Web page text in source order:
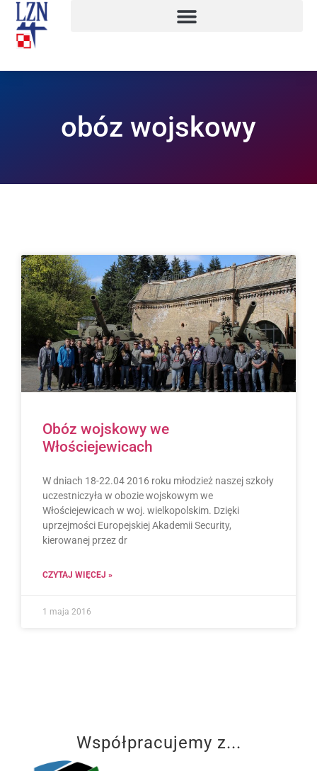
obóz wojskowy
Obóz wojskowy we
Włościejewicach
W dniach 18-22.04 2016 roku młodzież naszej szkoły
uczestniczyła w obozie wojskowym we
Włościejewicach w woj. wielkopolskim. Dzięki
uprzejmości Europejskiej Akademii Security,
kierowanej przez dr
CZYTAJ WIĘCEJ »
1 maja 2016
Współpracujemy z...